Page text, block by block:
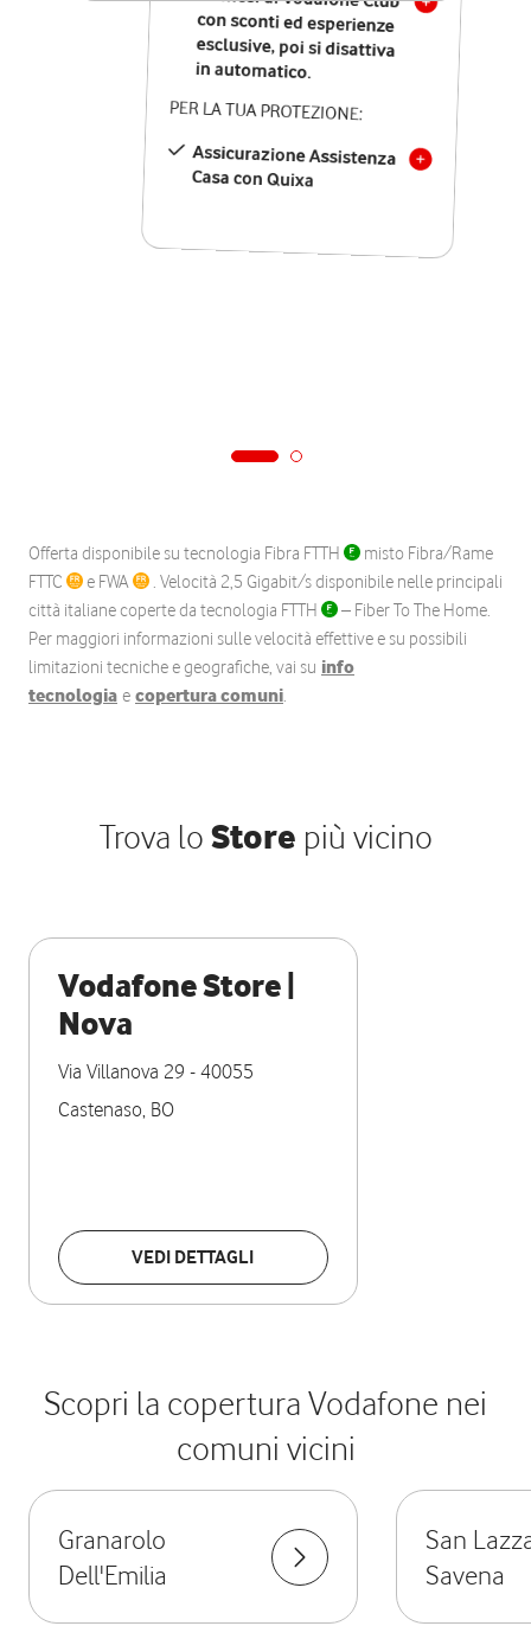
in automatico.
PER LA TUA PROTEZIONE:
Assicurazione Assistenza
Casa con Quixa
Offerta disponibile su tecnologia Fibra FTTH
misto Fibra/Rame
FTTC
e FWA
. Velocità 2,5 Gigabit/s disponibile nelle principali
città italiane coperte da tecnologia FTTH
– Fiber To The Home.
Per maggiori informazioni sulle velocità effettive e su possibili
limitazioni tecniche e geografiche, vai su info
tecnologia e copertura comuni.
Trova lo Store più vicino
Vodafone Store |
Nova
Via Villanova 29 - 40055
Castenaso, BO
VEDI DETTAGLI
Scopri la copertura Vodafone nei
comuni vicini
Granarolo
Dell'Emilia
San
Savena